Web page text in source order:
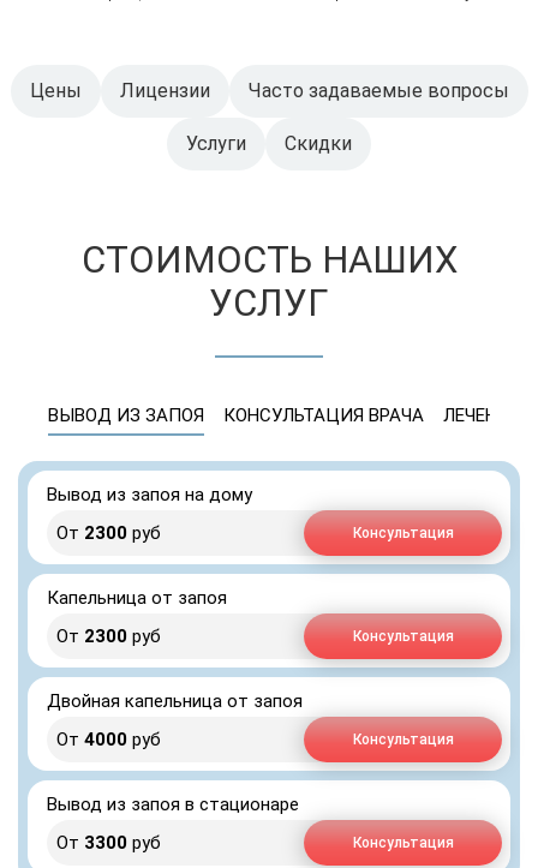
Цены Лицензии Часто задаваемые вопросы
Услуги Скидки
СТОИМОСТЬ НАШИХ
УСЛУГ
ВЫВОД ИЗ ЗАПОЯ КОНСУЛЬТАЦИЯ ВРАЧА ЛЕЧЕНИЕ
Вывод из запоя на дому
От 2300 руб Консультация
Капельница от запоя
От 2300 руб Консультация
Двойная капельница от запоя
От 4000 руб Консультация
Вывод из запоя в стационаре
От 3300 руб Консультация